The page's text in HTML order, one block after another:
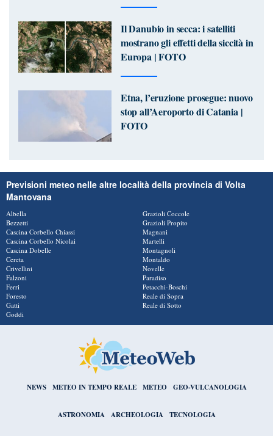
Il Danubio in secca: i satelliti
mostrano gli effetti della siccità in
Europa | FOTO
Etna, l’eruzione prosegue: nuovo
stop all’Aeroporto di Catania |
FOTO
Previsioni meteo nelle altre località della provincia di Volta
Mantovana
Albella
Bezzetti
Cascina Corbello Chiassi
Cascina Corbello Nicolai
Cascina Dobelle
Cereta
Crivellini
Falzoni
Ferri
Foresto
Gatti
Goddi
Grazioli Coccole
Grazioli Propito
Magnani
Martelli
Montagnoli
Montaldo
Novelle
Paradiso
Petacchi-Boschi
Reale di Sopra
Reale di Sotto
NEWS METEO IN TEMPO REALE METEO GEO-VULCANOLOGIA
ASTRONOMIA ARCHEOLOGIA TECNOLOGIA